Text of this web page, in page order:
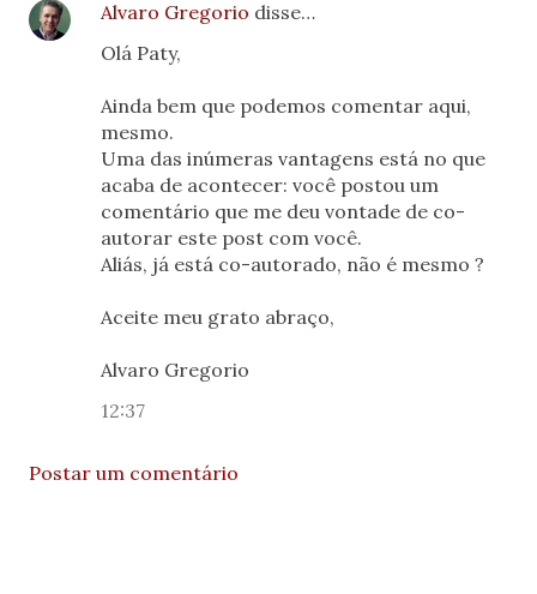
Alvaro Gregorio disse…
Olá Paty,
Ainda bem que podemos comentar aqui,
mesmo.
Uma das inúmeras vantagens está no que
acaba de acontecer: você postou um
comentário que me deu vontade de co-
autorar este post com você.
Aliás, já está co-autorado, não é mesmo ?
Aceite meu grato abraço,
Alvaro Gregorio
12:37
Postar um comentário